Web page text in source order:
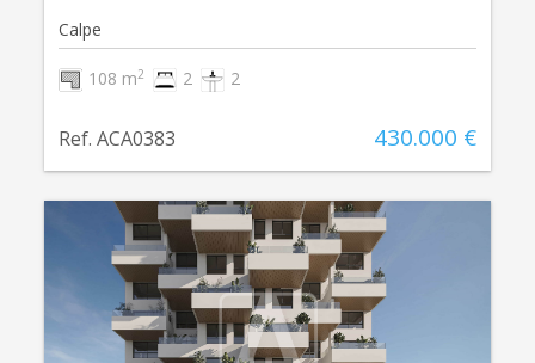
Calpe
108 m2 2 2
Ref. ACA0383 430.000 €